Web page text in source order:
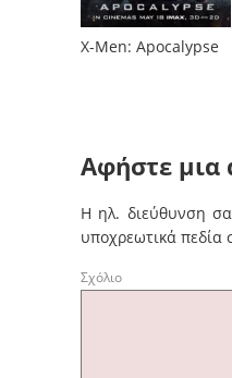
X-Men: Apocalypse
Αφήστε μια
Η ηλ. διεύθυνση
υποχρεωτικά πεδία